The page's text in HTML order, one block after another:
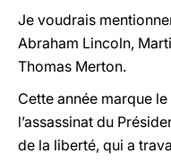
Je voudrais
Abraham Lincoln,
Thomas Merton.
Cette année marque le
l’assassinat du
de la liberté, qui a